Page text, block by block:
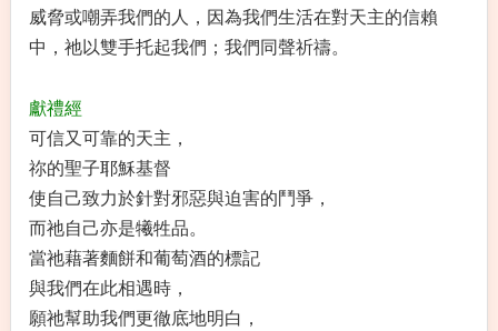
威脅或嘲弄我們的人，因為我們生活在對天主的信賴
中，祂以雙手托起我們；我們同聲祈禱。
獻禮經
可信又可靠的天主，
祢的聖子耶穌基督
使自己致力於針對邪惡與迫害的鬥爭，
而祂自己亦是犧牲品。
當祂藉著麵餅和葡萄酒的標記
與我們在此相遇時，
願祂幫助我們更徹底地明白，